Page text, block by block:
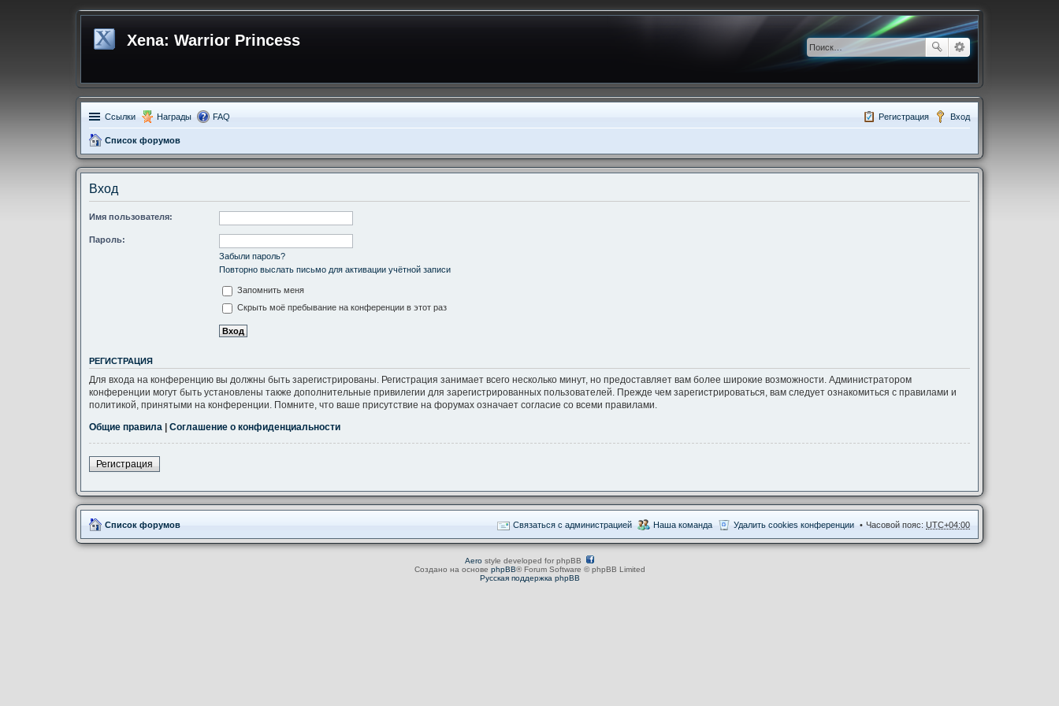
Xena: Warrior Princess
Ссылки Награды FAQ Вход
Регистрация
Список форумов
Вход
Имя пользователя:
Пароль:
Забыли пароль?
Повторно выслать письмо для активации учётной записи
Запомнить меня
Скрыть моё пребывание на конференции в этот раз
РЕГИСТРАЦИЯ
Для входа на конференцию вы должны быть зарегистрированы. Регистрация занимает всего несколько минут, но предоставляет вам более широкие возможности. Администратором
конференции могут быть установлены также дополнительные привилегии для зарегистрированных пользователей. Прежде чем зарегистрироваться, вам следует ознакомиться с правилами и
политикой, принятыми на конференции. Помните, что ваше присутствие на форумах означает согласие со всеми правилами.
Общие правила | Соглашение о конфиденциальности
Регистрация
Список форумов Часовой пояс: UTC+04:00
Удалить cookies конференции
Наша команда
Связаться с администрацией
Aero style developed for phpBB
Создано на основе phpBB® Forum Software © phpBB Limited
Русская поддержка phpBB